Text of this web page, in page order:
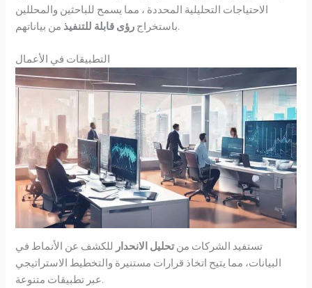
الاحتياجات التحليلية المحددة ، مما يسمح للباحثين والمحللين
باستخراج رؤى قابلة للتنفيذ من بياناتهم.
التطبيقات في الأعمال
تستفيد الشركات منتحليل الانحدار للكشف عن الأنماط في
البيانات، مما يتيح اتخاذ قرارات مستنيرة والتخطيط الاستراتيجي
عبر تطبيقات متنوعة.